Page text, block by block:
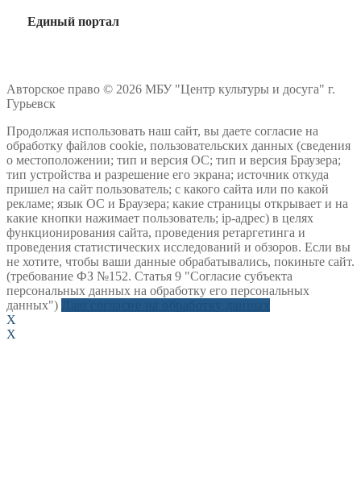
Единый портал
Авторское право © 2026 МБУ "Центр культуры и досуга" г.
Гурьевск
Продолжая использовать наш сайт, вы даете согласие на
обработку файлов cookie, пользовательских данных (сведения
о местоположении; тип и версия ОС; тип и версия Браузера;
тип устройства и разрешение его экрана; источник откуда
пришел на сайт пользователь; с какого сайта или по какой
рекламе; язык ОС и Браузера; какие страницы открывает и на
какие кнопки нажимает пользователь; ip-адрес) в целях
функционирования сайта, проведения ретаргетинга и
проведения статистических исследований и обзоров. Если вы
не хотите, чтобы ваши данные обрабатывались, покиньте сайт.
(требование ФЗ №152. Статья 9 "Согласие субъекта
персональных данных на обработку его персональных
данных")
X
X